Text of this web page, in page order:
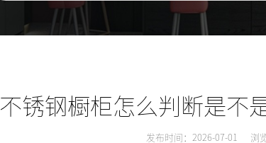
不锈钢橱柜怎么判断是不
发布时间：2026-07-01 浏